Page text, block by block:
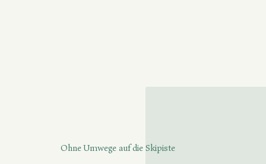
Ohne Umwege auf die Skipiste